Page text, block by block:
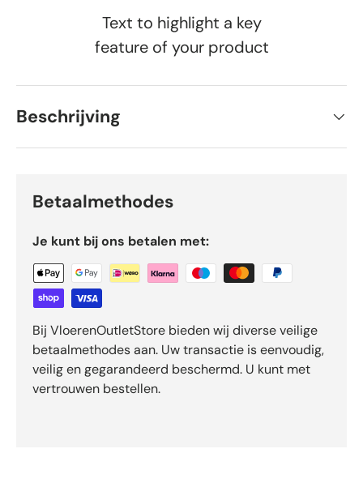
Text to highlight a key
feature of your product
Beschrijving
Betaalmethodes
Je kunt bij ons betalen met:
Bij VloerenOutletStore bieden wij diverse veilige
betaalmethodes aan. Uw transactie is eenvoudig,
veilig en gegarandeerd beschermd. U kunt met
vertrouwen bestellen.